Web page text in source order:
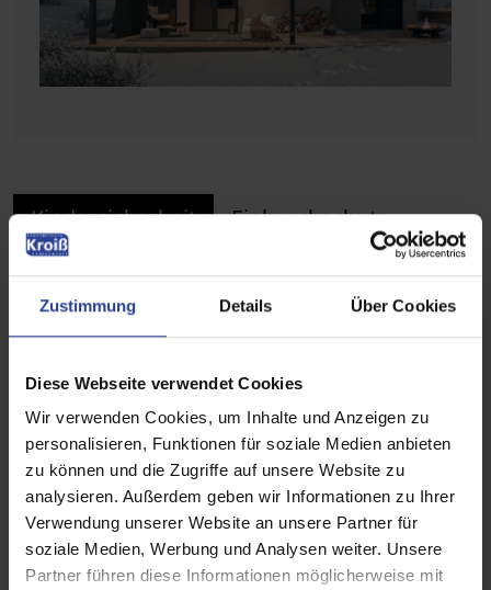
Zustimmung Details Über Cookies
Diese Webseite verwendet Cookies
Wir verwenden Cookies, um Inhalte und Anzeigen zu
personalisieren, Funktionen für soziale Medien anbieten
zu können und die Zugriffe auf unsere Website zu
analysieren. Außerdem geben wir Informationen zu Ihrer
Verwendung unserer Website an unsere Partner für
soziale Medien, Werbung und Analysen weiter. Unsere
Partner führen diese Informationen möglicherweise mit
Kindersicherheit Einbruchschutz
Beiminnenliegenden Sonnenschutzliegt ein
Risikofür Kleinkinderim Bereich der
Bedienarten. So müssenSchnur- und
Kettenbedienungenprinzipiell
der Reichweite von Kindern
gehalten und
speziell gesichert werden. Dies verlangt
auch die DIN EN 13120. Bei WAREMA ist das
entsprechendeZubehör– Kettenhalter bzw.
Schnurwickler – bereitsim Lieferumfang
des jeweiligen Produktes enthalten und mit